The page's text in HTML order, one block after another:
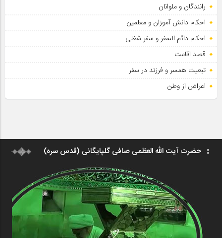
رانندگان و ملوانان
احکام دانش آموزان و معلمین
احکام دائم السفر و سفر شغلی
قصد اقامت
تبعیت همسر و فرزند در سفر
اعراض از وطن
حضرت آیت الله العظمی صافی گلپایگانی (قدس سره)